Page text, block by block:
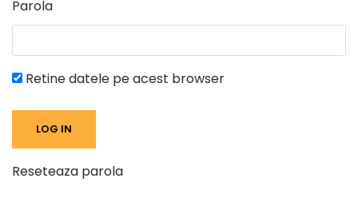
Parola
Retine datele pe acest browser
Reseteaza parola